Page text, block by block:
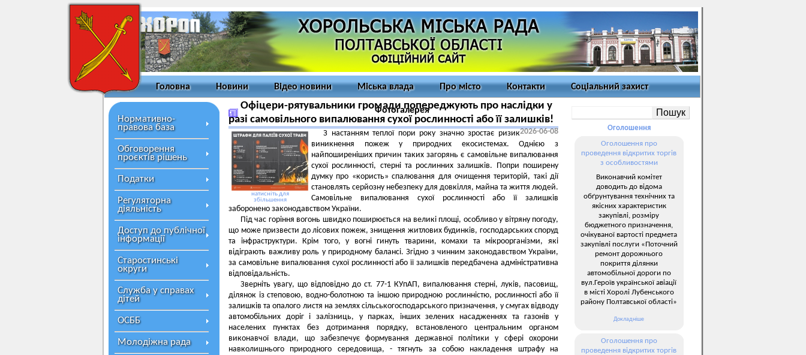
Головна Новини Відео новини Міська влада Про місто Контакти Соціальний захист
Фотогалерея
Нормативно-
правова база
Обговорення
проєктів рішень
Податки
Регуляторна
діяльність
Доступ до публічної
інформації
Старостинські
округи
Служба у справах
дітей
ОСББ
Молодіжна рада
Офіцери-рятувальники громади попереджують про наслідки у
разі самовільного випалювання сухої рослинності або її залишків!
2026-06-08
натисніть для
збільшення
З настанням теплої пори року значно зростає ризик
виникнення пожеж у природних екосистемах. Однією з
найпоширеніших причин таких загорянь є самовільне випалювання
сухої рослинності, стерні та рослинних залишків. Попри поширену
думку про «користь» спалювання для очищення територій, такі дії
становлять серйозну небезпеку для довкілля, майна та життя людей.
Самовільне випалювання сухої рослинності або її залишків
заборонено законодавством України.
Під час горіння вогонь швидко поширюється на великі площі, особливо у вітряну погоду,
що може призвести до лісових пожеж, знищення житлових будинків, господарських споруд
та інфраструктури. Крім того, у вогні гинуть тварини, комахи та мікроорганізми, які
відіграють важливу роль у природному балансі. Згідно з чинним законодавством України,
за самовільне випалювання сухої рослинності або її залишків передбачена адміністративна
відповідальність.
Зверніть увагу, що відповідно до ст. 77-1 КУпАП, випалювання стерні, луків, пасовищ,
ділянок із степовою, водно-болотною та іншою природною рослинністю, рослинності або її
залишків та опалого листя на землях сільськогосподарського призначення, у смугах відводу
автомобільних доріг і залізниць, у парках, інших зелених насадженнях та газонів у
населених пунктах без дотримання порядку, встановленого центральним органом
виконавчої влади, що забезпечує формування державної політики у сфері охорони
навколишнього природного середовища, - тягнуть за собою накладення штрафу на
Оголошення
Оголошення про
проведення відкритих торгів
з особливостями
Виконавчий комітет
доводить до відома
обґрунтування технічних та
якісних характеристик
закупівлі, розміру
бюджетного призначення,
очікуваної вартості предмета
закупівлі послуги «Поточний
ремонт дорожнього
покриття ділянки
автомобільної дороги по
вул.Героїв української авіації
в місті Хоролі Лубенського
району Полтавської області»
Докладніше
Оголошення про
проведення відкритих торгів